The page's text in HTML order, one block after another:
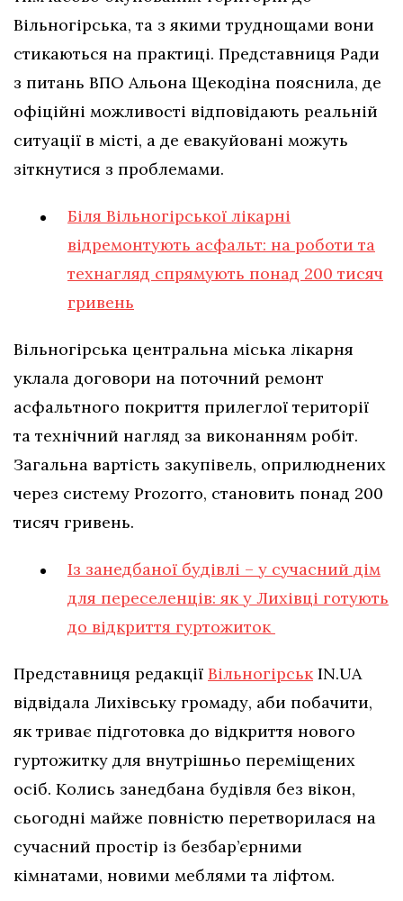
Вільногірська, та з якими труднощами вони
стикаються на практиці. Представниця Ради
з питань ВПО Альона Щекодіна пояснила, де
офіційні можливості відповідають реальній
ситуації в місті, а де евакуйовані можуть
зіткнутися з проблемами.
Біля Вільногірської лікарні
відремонтують асфальт: на роботи та
технагляд спрямують понад 200 тисяч
гривень
Вільногірська центральна міська лікарня
уклала договори на поточний ремонт
асфальтного покриття прилеглої території
та технічний нагляд за виконанням робіт.
Загальна вартість закупівель, оприлюднених
через систему Prozorro, становить понад 200
тисяч гривень.
Із занедбаної будівлі – у сучасний дім
для переселенців: як у Лихівці готують
до відкриття гуртожиток
Представниця редакції ВільногірськIN.UA
відвідала Лихівську громаду, аби побачити,
як триває підготовка до відкриття нового
гуртожитку для внутрішньо переміщених
осіб. Колись занедбана будівля без вікон,
сьогодні майже повністю перетворилася на
сучасний простір із безбар’єрними
кімнатами, новими меблями та ліфтом.